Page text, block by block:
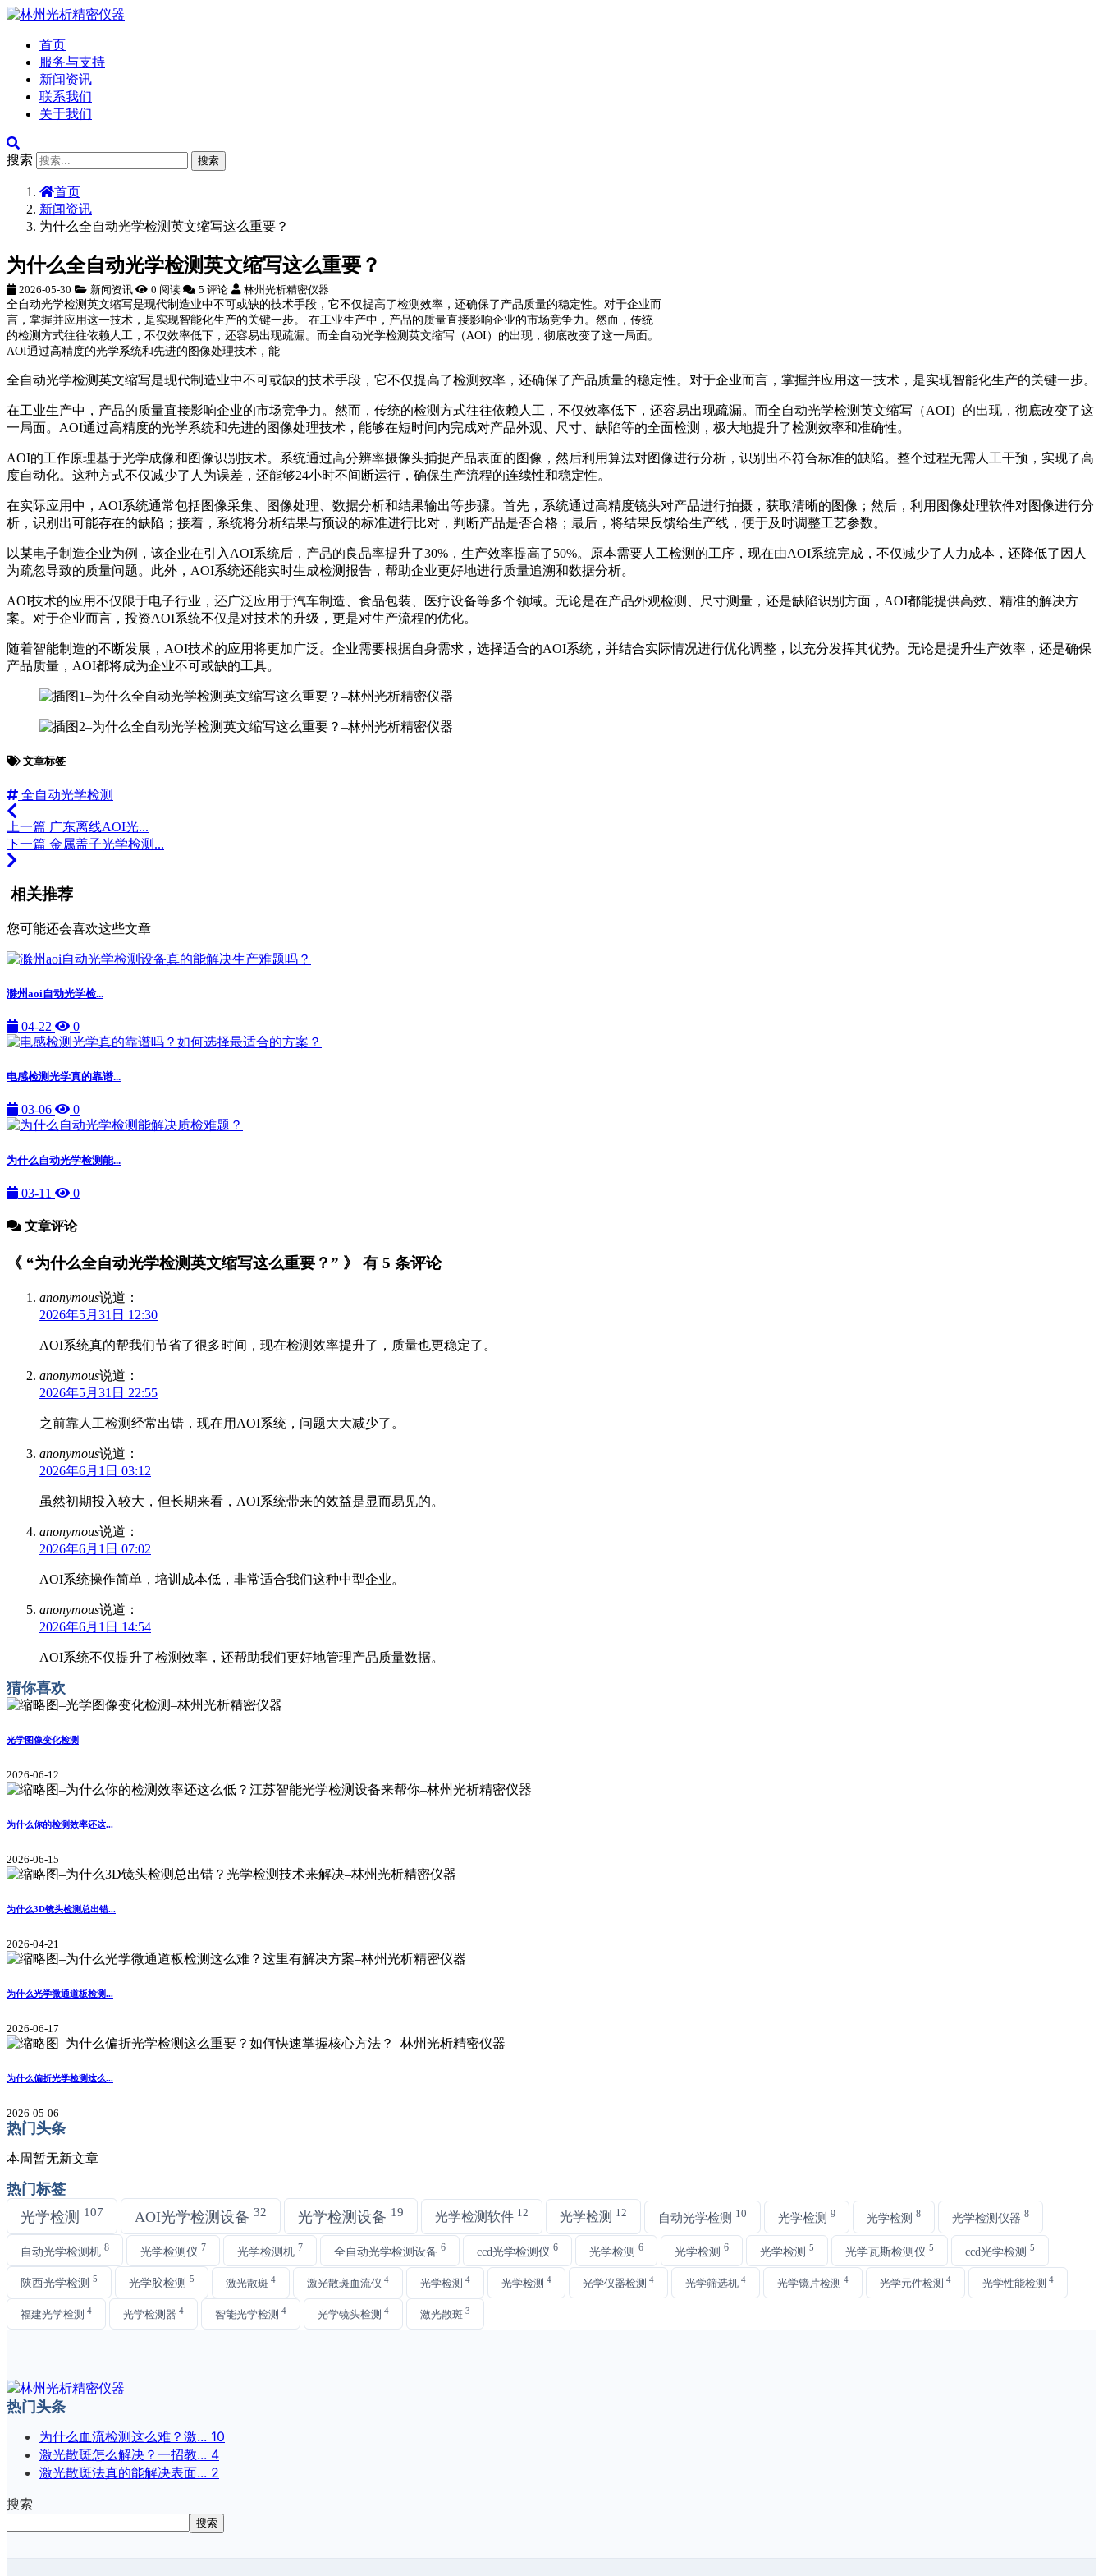
首页
服务与支持
新闻资讯
联系我们
关于我们
搜索 搜索
首页
新闻资讯
为什么全自动光学检测英文缩写这么重要？
为什么全自动光学检测英文缩写这么重要？
2026-05-30 新闻资讯 0 阅读 5 评论 林州光析精密仪器
全自动光学检测英文缩写是现代制造业中不可或缺的技术手段，它不仅提高了检测效率，还确保了产品质量的稳定性。对于企业而
言，掌握并应用这一技术，是实现智能化生产的关键一步。 在工业生产中，产品的质量直接影响企业的市场竞争力。然而，传统
的检测方式往往依赖人工，不仅效率低下，还容易出现疏漏。而全自动光学检测英文缩写（AOI）的出现，彻底改变了这一局面。
AOI通过高精度的光学系统和先进的图像处理技术，能
全自动光学检测英文缩写是现代制造业中不可或缺的技术手段，它不仅提高了检测效率，还确保了产品质量的稳定性。对于企业而言，掌握并应用这一技术，是实现智能化生产的关键一步。
在工业生产中，产品的质量直接影响企业的市场竞争力。然而，传统的检测方式往往依赖人工，不仅效率低下，还容易出现疏漏。而全自动光学检测英文缩写（AOI）的出现，彻底改变了这
一局面。AOI通过高精度的光学系统和先进的图像处理技术，能够在短时间内完成对产品外观、尺寸、缺陷等的全面检测，极大地提升了检测效率和准确性。
AOI的工作原理基于光学成像和图像识别技术。系统通过高分辨率摄像头捕捉产品表面的图像，然后利用算法对图像进行分析，识别出不符合标准的缺陷。整个过程无需人工干预，实现了高
度自动化。这种方式不仅减少了人为误差，还能够24小时不间断运行，确保生产流程的连续性和稳定性。
在实际应用中，AOI系统通常包括图像采集、图像处理、数据分析和结果输出等步骤。首先，系统通过高精度镜头对产品进行拍摄，获取清晰的图像；然后，利用图像处理软件对图像进行分
析，识别出可能存在的缺陷；接着，系统将分析结果与预设的标准进行比对，判断产品是否合格；最后，将结果反馈给生产线，便于及时调整工艺参数。
以某电子制造企业为例，该企业在引入AOI系统后，产品的良品率提升了30%，生产效率提高了50%。原本需要人工检测的工序，现在由AOI系统完成，不仅减少了人力成本，还降低了因人
为疏忽导致的质量问题。此外，AOI系统还能实时生成检测报告，帮助企业更好地进行质量追溯和数据分析。
AOI技术的应用不仅限于电子行业，还广泛应用于汽车制造、食品包装、医疗设备等多个领域。无论是在产品外观检测、尺寸测量，还是缺陷识别方面，AOI都能提供高效、精准的解决方
案。对于企业而言，投资AOI系统不仅是对技术的升级，更是对生产流程的优化。
随着智能制造的不断发展，AOI技术的应用将更加广泛。企业需要根据自身需求，选择适合的AOI系统，并结合实际情况进行优化调整，以充分发挥其优势。无论是提升生产效率，还是确保
产品质量，AOI都将成为企业不可或缺的工具。
文章标签
全自动光学检测
上一篇 广东离线AOI光...
下一篇 金属盖子光学检测...
相关推荐
您可能还会喜欢这些文章
滁州aoi自动光学检...
04-22 0
电感检测光学真的靠谱...
03-06 0
为什么自动光学检测能...
03-11 0
文章评论
《 “为什么全自动光学检测英文缩写这么重要？” 》 有 5 条评论
anonymous说道：
2026年5月31日 12:30
AOI系统真的帮我们节省了很多时间，现在检测效率提升了，质量也更稳定了。
anonymous说道：
2026年5月31日 22:55
之前靠人工检测经常出错，现在用AOI系统，问题大大减少了。
anonymous说道：
2026年6月1日 03:12
虽然初期投入较大，但长期来看，AOI系统带来的效益是显而易见的。
anonymous说道：
2026年6月1日 07:02
AOI系统操作简单，培训成本低，非常适合我们这种中型企业。
anonymous说道：
2026年6月1日 14:54
AOI系统不仅提升了检测效率，还帮助我们更好地管理产品质量数据。
猜你喜欢
光学图像变化检测
2026-06-12
为什么你的检测效率还这...
2026-06-15
为什么3D镜头检测总出错...
2026-04-21
为什么光学微通道板检测...
2026-06-17
为什么偏折光学检测这么...
2026-05-06
热门头条
本周暂无新文章
热门标签
光学检测
107 AOI光学检测设备 32 光学检测设备 19 光学检测软件 12 光学检测 12 自动光学检测 10 光学检测 9 光学检测 8 光学检测仪器 8
自动光学检测机 8 光学检测仪 7 光学检测机 7 全自动光学检测设备 6 ccd光学检测仪 6 光学检测 6 光学检测 6 光学检测 5 光学瓦斯检测仪 5 ccd光学检测 5
陕西光学检测 5 光学胶检测 5 激光散斑 4 激光散斑血流仪 4 光学检测 4 光学检测 4 光学仪器检测 4 光学筛选机 4 光学镜片检测 4 光学元件检测 4 光学性能检测 4
福建光学检测 4 光学检测器 4 智能光学检测 4 光学镜头检测 4 激光散斑 3
热门头条
为什么血流检测这么难？激... 10
激光散斑怎么解决？一招教... 4
激光散斑法真的能解决表面... 2
搜索
搜索